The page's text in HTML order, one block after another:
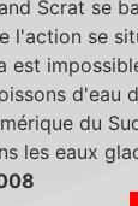
Scrat se
l'action se
est
d'eau
du
les eaux